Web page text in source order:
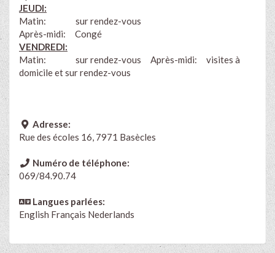
JEUDI:
Matin: sur rendez-vous
Après-midi: Congé
VENDREDI:
Matin: sur rendez-vous Après-midi: visites à
domicile et sur rendez-vous
Adresse:
Rue des écoles 16, 7971 Basècles
Numéro de téléphone:
069/84.90.74
Langues parlées:
English Français Nederlands